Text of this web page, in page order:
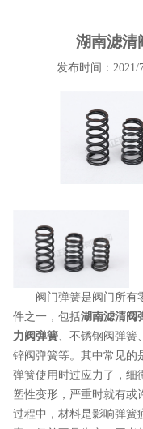
湖南滤清
发布时间：2021/
阀门弹簧是阀门所有
件之一，包括湖南滤清阀
力阀弹簧、不锈钢阀弹簧
锌阀弹簧等。其中常见的
弹簧使用时过应力了，细
塑性变形，严重时就有或
过程中，材料是影响弹簧